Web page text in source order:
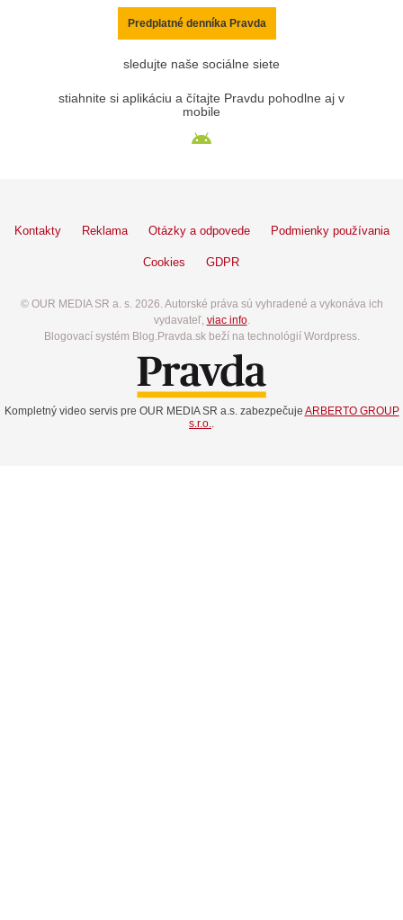
Predplatné denníka Pravda
sledujte naše sociálne siete
stiahnite si aplikáciu a čítajte Pravdu pohodlne aj v
mobile
Kontakty Reklama Otázky a odpovede Podmienky používania
Cookies GDPR
© OUR MEDIA SR a. s. 2026. Autorské práva sú vyhradené a vykonáva ich
vydavateľ, viac info.
Blogovací systém Blog.Pravda.sk beží na technológií Wordpress.
Kompletný video servis pre OUR MEDIA SR a.s. zabezpečuje ARBERTO GROUP
s.r.o.